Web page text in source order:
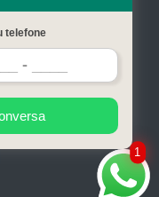
1
telefone